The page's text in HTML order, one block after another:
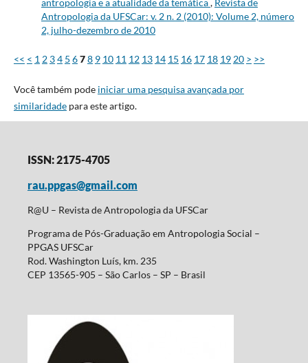
Antropologia da UFSCar: v. 2 n. 2 (2010): Volume 2, número
2, julho-dezembro de 2010
<< < 1 2 34 5 678 9 10 11 12 13 14 15 16 17 18 19 20 > >>
Você também pode iniciar uma pesquisa avançada por
similaridadepara este artigo.
ISSN: 2175-4705
rau.ppgas@gmail.com
R@U – Revista de Antropologia da UFSCar
Programa de Pós-Graduação em Antropologia Social –
PPGAS UFSCar
Rod. Washington Luís, km. 235
CEP 13565-905 – São Carlos – SP – Brasil